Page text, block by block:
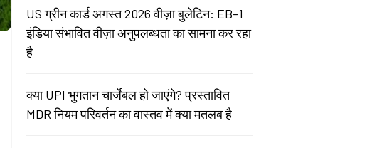
US ग्रीन कार्ड अगस्त 2026 वीज़ा बुलेटिन: EB-1
इंडिया संभावित वीज़ा अनुपलब्धता का सामना कर रहा
है
क्या UPI भुगतान चार्जेबल हो जाएंगे? प्रस्तावित
MDR नियम परिवर्तन का वास्तव में क्या मतलब है